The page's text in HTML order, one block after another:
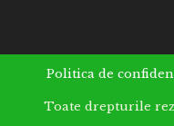
Politica de
Toate drepturile